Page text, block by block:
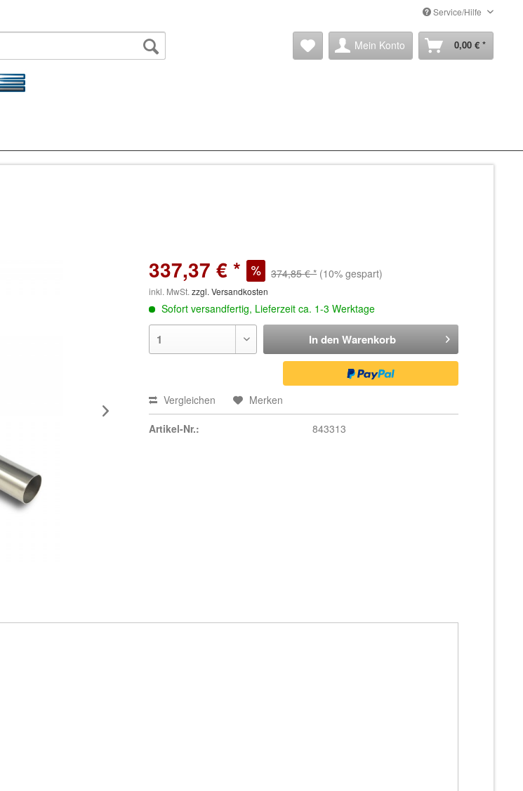
Service/Hilfe
Mein Konto 0,00 € *
337,37 € * 374,85 € * (10% gespart)
inkl. MwSt.zzgl. Versandkosten
Sofort versandfertig, Lieferzeit ca. 1-3 Werktage
In den Warenkorb
Vergleichen Merken
Artikel-Nr.: 843313